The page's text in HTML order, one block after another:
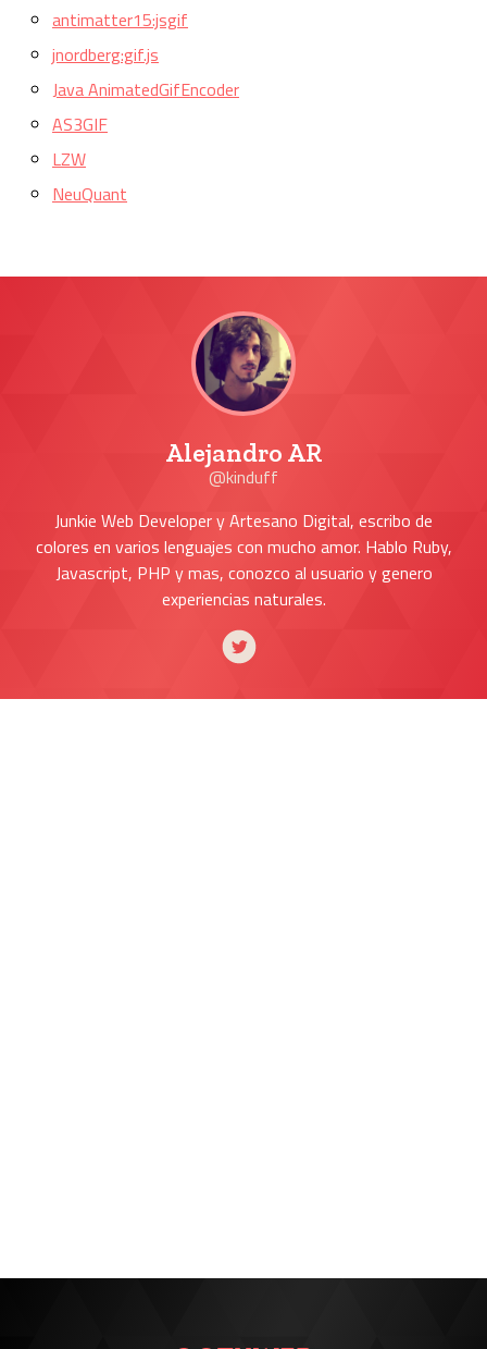
antimatter15:jsgif
jnordberg:gif.js
Java AnimatedGifEncoder
AS3GIF
LZW
NeuQuant
Alejandro AR
@kinduff
Junkie Web Developer y Artesano Digital, escribo de
colores en varios lenguajes con mucho amor. Hablo Ruby,
Javascript, PHP y mas, conozco al usuario y genero
experiencias naturales.